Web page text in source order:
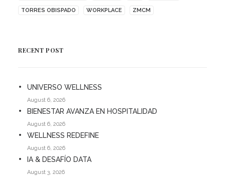
TORRES OBISPADO WORKPLACE ZMCM
RECENT POST
UNIVERSO WELLNESS
August 6, 2026
BIENESTAR AVANZA EN HOSPITALIDAD
August 6, 2026
WELLNESS REDEFINE
August 6, 2026
IA & DESAFÍO DATA
August 3, 2026